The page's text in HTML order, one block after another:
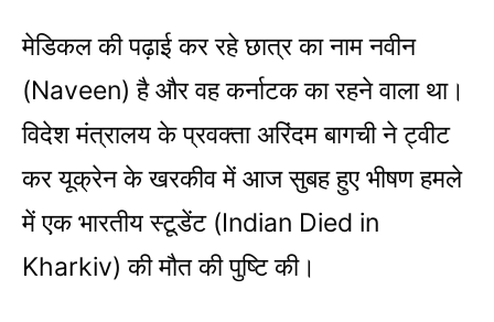
मेडिकल की पढ़ाई कर रहे छात्र का नाम नवीन
(Naveen) है और वह कर्नाटक का रहने वाला था।
विदेश मंत्रालय के प्रवक्ता अरिंदम बागची ने ट्वीट
कर यूक्रेन के खरकीव में आज सुबह हुए भीषण हमले
में एक भारतीय स्टूडेंट (Indian Died in
Kharkiv) की मौत की पुष्टि की।